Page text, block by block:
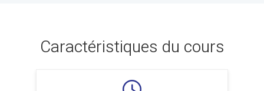
Caractéristiques du cours